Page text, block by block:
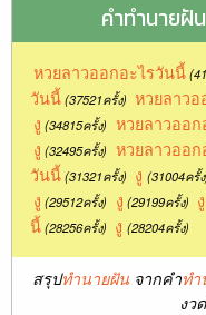
คำทำนายฝั
หวยลาวออกอะไรวันนี้
วันนี้(37521ครั้ง) หวยลาว
งู (34815ครั้ง) หวยลาวออ
งู (32495ครั้ง) หวยลาวออ
วันนี้(31321ครั้ง) งู (31004ครั้
งู (29512ครั้ง) งู (29199ครั้ง) งู
นี้(28256ครั้ง) งู (28204ครั้ง)
สรุปทำนายฝัน จากคำท
งว